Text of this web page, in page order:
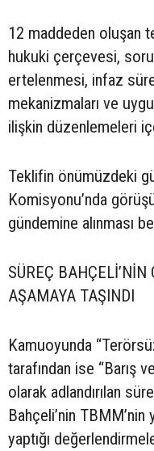
12 maddeden oluşan
hukuki çerçevesi,
ertelenmesi, infaz
mekanizmaları ve
ilişkin düzenlemeleri
Teklifin önümüzdeki
Komisyonu’nda
gündemine alınması
SÜREÇ
AŞAMAYA TAŞINDI
Kamuoyunda
tarafından ise “Barış
olarak adlandırılan
Bahçeli’nin TBMM’nin
yaptığı